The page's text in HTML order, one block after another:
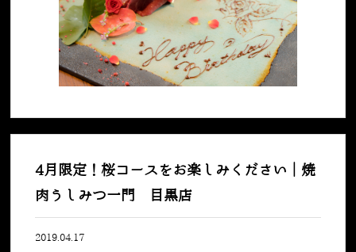
4月限定！桜コースをお楽しみください｜焼
肉うしみつ一門 目黒店
2019.04.17